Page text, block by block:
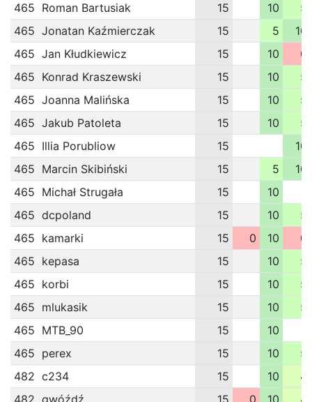
465 Roman Bartusiak 15 10
5
465 Jonatan Kaźmierczak 15 5
10
465 Jan Kłudkiewicz 15 10
0
465 Konrad Kraszewski 15 10
5
465 Joanna Malińska 15 10
5
465 Jakub Patoleta 15 10
5
465 Illia Porubliow 15
10
465 Marcin Skibiński 15 5
10
465 Michał Strugała 15
10
465 dcpoland 15 10
5
465 kamarki 15 0 10
0
465 kepasa 15 10
5
465 korbi 15 10
5
465 mlukasik 15 10
5
465 MTB_90 15
10
465 perex 15 10
5
482 c234 15 10
4
482 gwóźdź 15 0 10
4